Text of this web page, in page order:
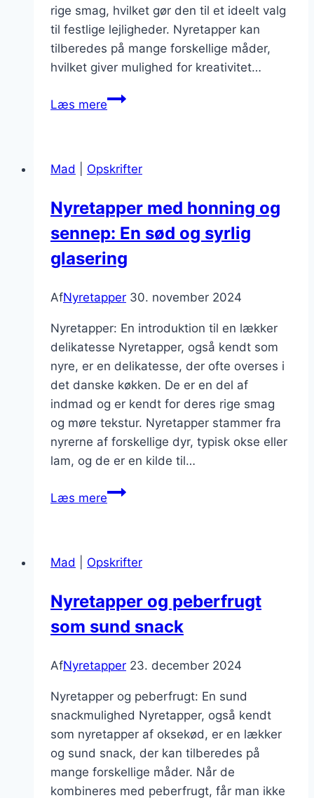
rige smag, hvilket gør den til et ideelt valg
til festlige lejligheder. Nyretapper kan
tilberedes på mange forskellige måder,
hvilket giver mulighed for kreativitet…
Læs mereNyretapper
svampe:
festmåltid
Mad Opskrifter
Nyretapper med honning og
sennep: En sød og syrlig
glasering
AfNyretapper 30. november 2024
Nyretapper: En introduktion til en lækker
delikatesse Nyretapper, også kendt som
nyre, er en delikatesse, der ofte overses i
det danske køkken. De er en del af
indmad og er kendt for deres rige smag
og møre tekstur. Nyretapper stammer fra
nyrerne af forskellige dyr, typisk okse eller
lam, og de er en kilde til…
Læs mereNyretapper
sennep:
sød
og
glasering
Mad Opskrifter
Nyretapper og peberfrugt
som sund snack
AfNyretapper 23. december 2024
Nyretapper og peberfrugt: En sund
snackmulighed Nyretapper, også kendt
som nyretapper af oksekød, er en lækker
og sund snack, der kan tilberedes på
mange forskellige måder. Når de
kombineres med peberfrugt, får man ikke